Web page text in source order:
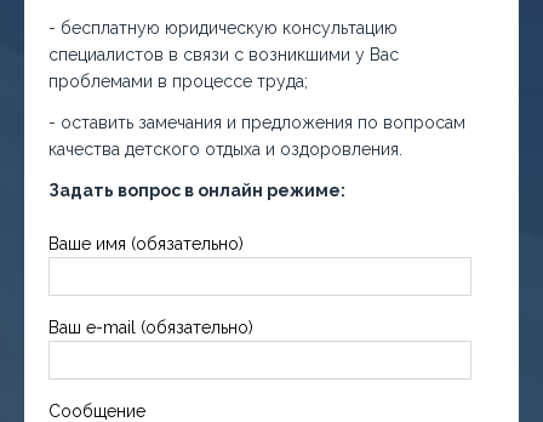
- бесплатную юридическую консультацию
специалистов в связи с возникшими у Вас
проблемами в процессе труда;
- оставить замечания и предложения по вопросам
качества детского отдыха и оздоровления.
Задать вопрос в онлайн режиме:
Ваше имя (обязательно)
Ваш e-mail (обязательно)
Сообщение